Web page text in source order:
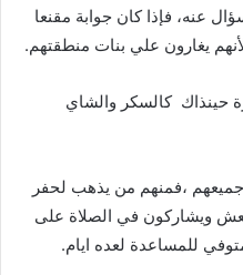
عنه، فإذا كان جوابة مقنعا
يغارون علي بنات منطقتهم.
حينذاك كالسكر والشاي
جميعهم ،فمنهم من يذهب لحفر
ويشاركون في الصلاة على
للمساعدة لعده ايام.